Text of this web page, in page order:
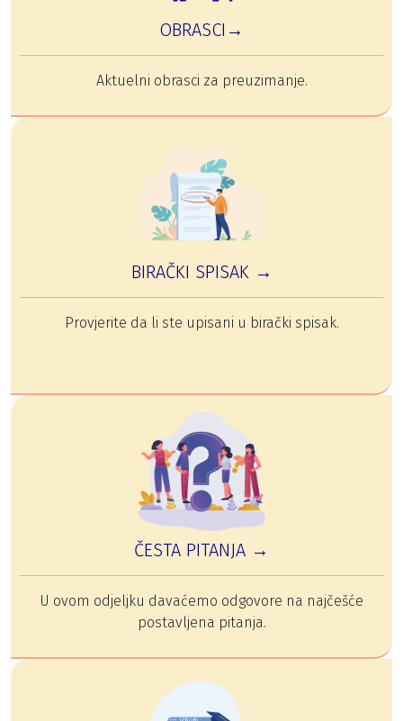
OBRASCI→
Aktuelni obrasci za preuzimanje.
BIRAČKI SPISAK →
Provjerite da li ste upisani u birački spisak.
ČESTA PITANJA →
U ovom odjeljku davaćemo odgovore na najčešće
postavljena pitanja.